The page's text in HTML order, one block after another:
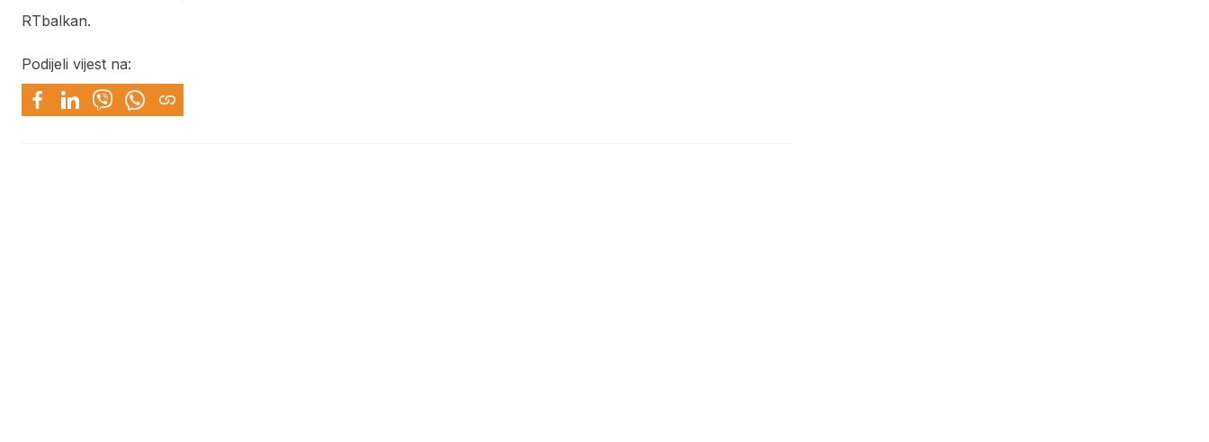
RTbalkan.
Podijeli vijest na: